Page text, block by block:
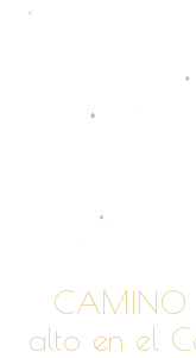
CAMINO
alto en el